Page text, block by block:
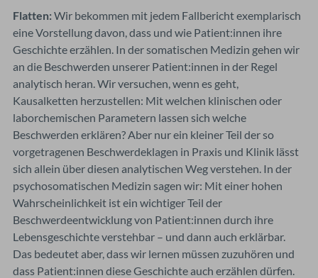
Flatten: Wir bekommen mit jedem Fallbericht exemplarisch
eine Vorstellung davon, dass und wie Patient:innen ihre
Geschichte erzählen. In der somatischen Medizin gehen wir
an die Beschwerden unserer Patient:innen in der Regel
analytisch heran. Wir versuchen, wenn es geht,
Kausalketten herzustellen: Mit welchen klinischen oder
laborchemischen Parametern lassen sich welche
Beschwerden erklären? Aber nur ein kleiner Teil der so
vorgetragenen Beschwerdeklagen in Praxis und Klinik lässt
sich allein über diesen analytischen Weg verstehen. In der
psychosomatischen Medizin sagen wir: Mit einer hohen
Wahrscheinlichkeit ist ein wichtiger Teil der
Beschwerdeentwicklung von Patient:innen durch ihre
Lebensgeschichte verstehbar – und dann auch erklärbar.
Das bedeutet aber, dass wir lernen müssen zuzuhören und
dass Patient:innen diese Geschichte auch erzählen dürfen.